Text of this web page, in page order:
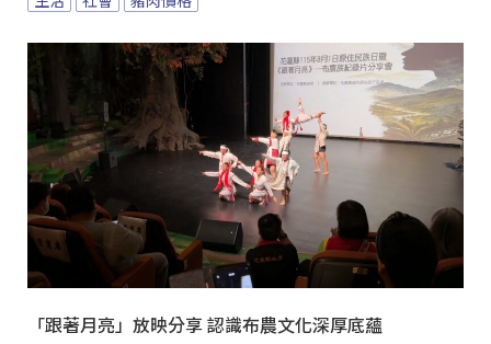
「跟著月亮」放映分享 認識布農文化深厚底蘊